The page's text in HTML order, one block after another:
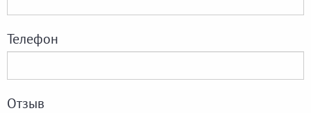
Телефон
Отзыв